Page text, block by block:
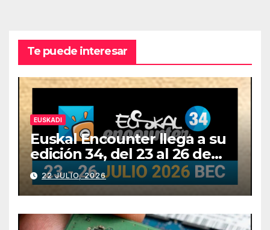
Te puede interesar
EUSKADI
Euskal Encounter llega a su
edición 34, del 23 al 26 de
julio
22 JULIO, 2026